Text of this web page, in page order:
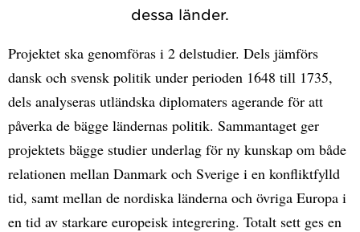
dessa länder.
Projektet ska genomföras i 2 delstudier. Dels jämförs
dansk och svensk politik under perioden 1648 till 1735,
dels analyseras utländska diplomaters agerande för att
påverka de bägge ländernas politik. Sammantaget ger
projektets bägge studier underlag för ny kunskap om både
relationen mellan Danmark och Sverige i en konfliktfylld
tid, samt mellan de nordiska länderna och övriga Europa i
en tid av starkare europeisk integrering. Totalt sett ges en